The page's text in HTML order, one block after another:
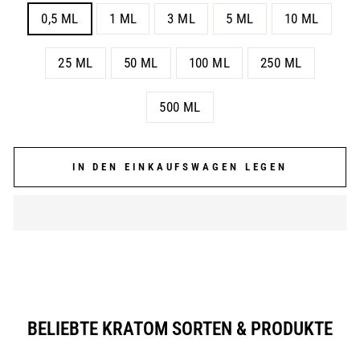
0,5 ML 1 ML 3 ML 5 ML 10 ML
25 ML 50 ML 100 ML 250 ML
500 ML
IN DEN EINKAUFSWAGEN LEGEN
BELIEBTE KRATOM SORTEN & PRODUKTE